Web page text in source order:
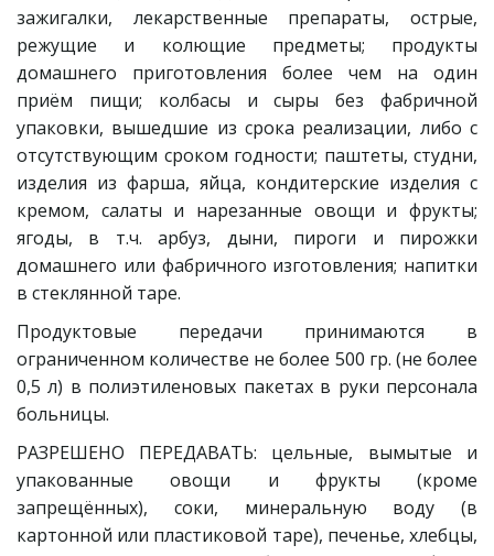
зажигалки, лекарственные препараты, острые,
режущие и колющие предметы; продукты
домашнего приготовления более чем на один
приём пищи; колбасы и сыры без фабричной
упаковки, вышедшие из срока реализации, либо с
отсутствующим сроком годности; паштеты, студни,
изделия из фарша, яйца, кондитерские изделия с
кремом, салаты и нарезанные овощи и фрукты;
ягоды, в т.ч. арбуз, дыни, пироги и пирожки
домашнего или фабричного изготовления; напитки
в стеклянной таре.
Продуктовые передачи принимаются в
ограниченном количестве не более 500 гр. (не более
0,5 л) в полиэтиленовых пакетах в руки персонала
больницы.
РАЗРЕШЕНО ПЕРЕДАВАТЬ: цельные, вымытые и
упакованные овощи и фрукты (кроме
запрещённых), соки, минеральную воду (в
картонной или пластиковой таре), печенье, хлебцы,